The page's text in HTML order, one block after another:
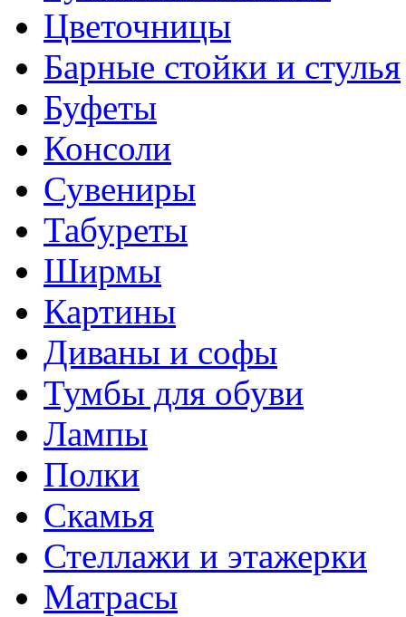
Цветочницы
Барные стойки и стулья
Буфеты
Консоли
Сувениры
Табуреты
Ширмы
Картины
Диваны и софы
Тумбы для обуви
Лампы
Полки
Скамья
Стеллажи и этажерки
Матрасы